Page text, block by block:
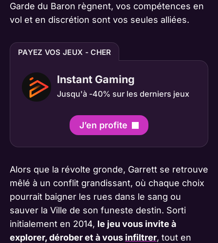
Garde du Baron règnent, vos compétences en
vol et en discrétion sont vos seules alliées.
PAYEZ VOS JEUX - CHER
Instant Gaming
Jusqu'à -40% sur les derniers jeux
J’en profite
Alors que la révolte gronde, Garrett se retrouve
mêlé à un conflit grandissant, où chaque choix
pourrait baigner les rues dans le sang ou
sauver la Ville de son funeste destin. Sorti
initialement en 2014, le jeu vous invite à
explorer, dérober et à vous infiltrer, tout en